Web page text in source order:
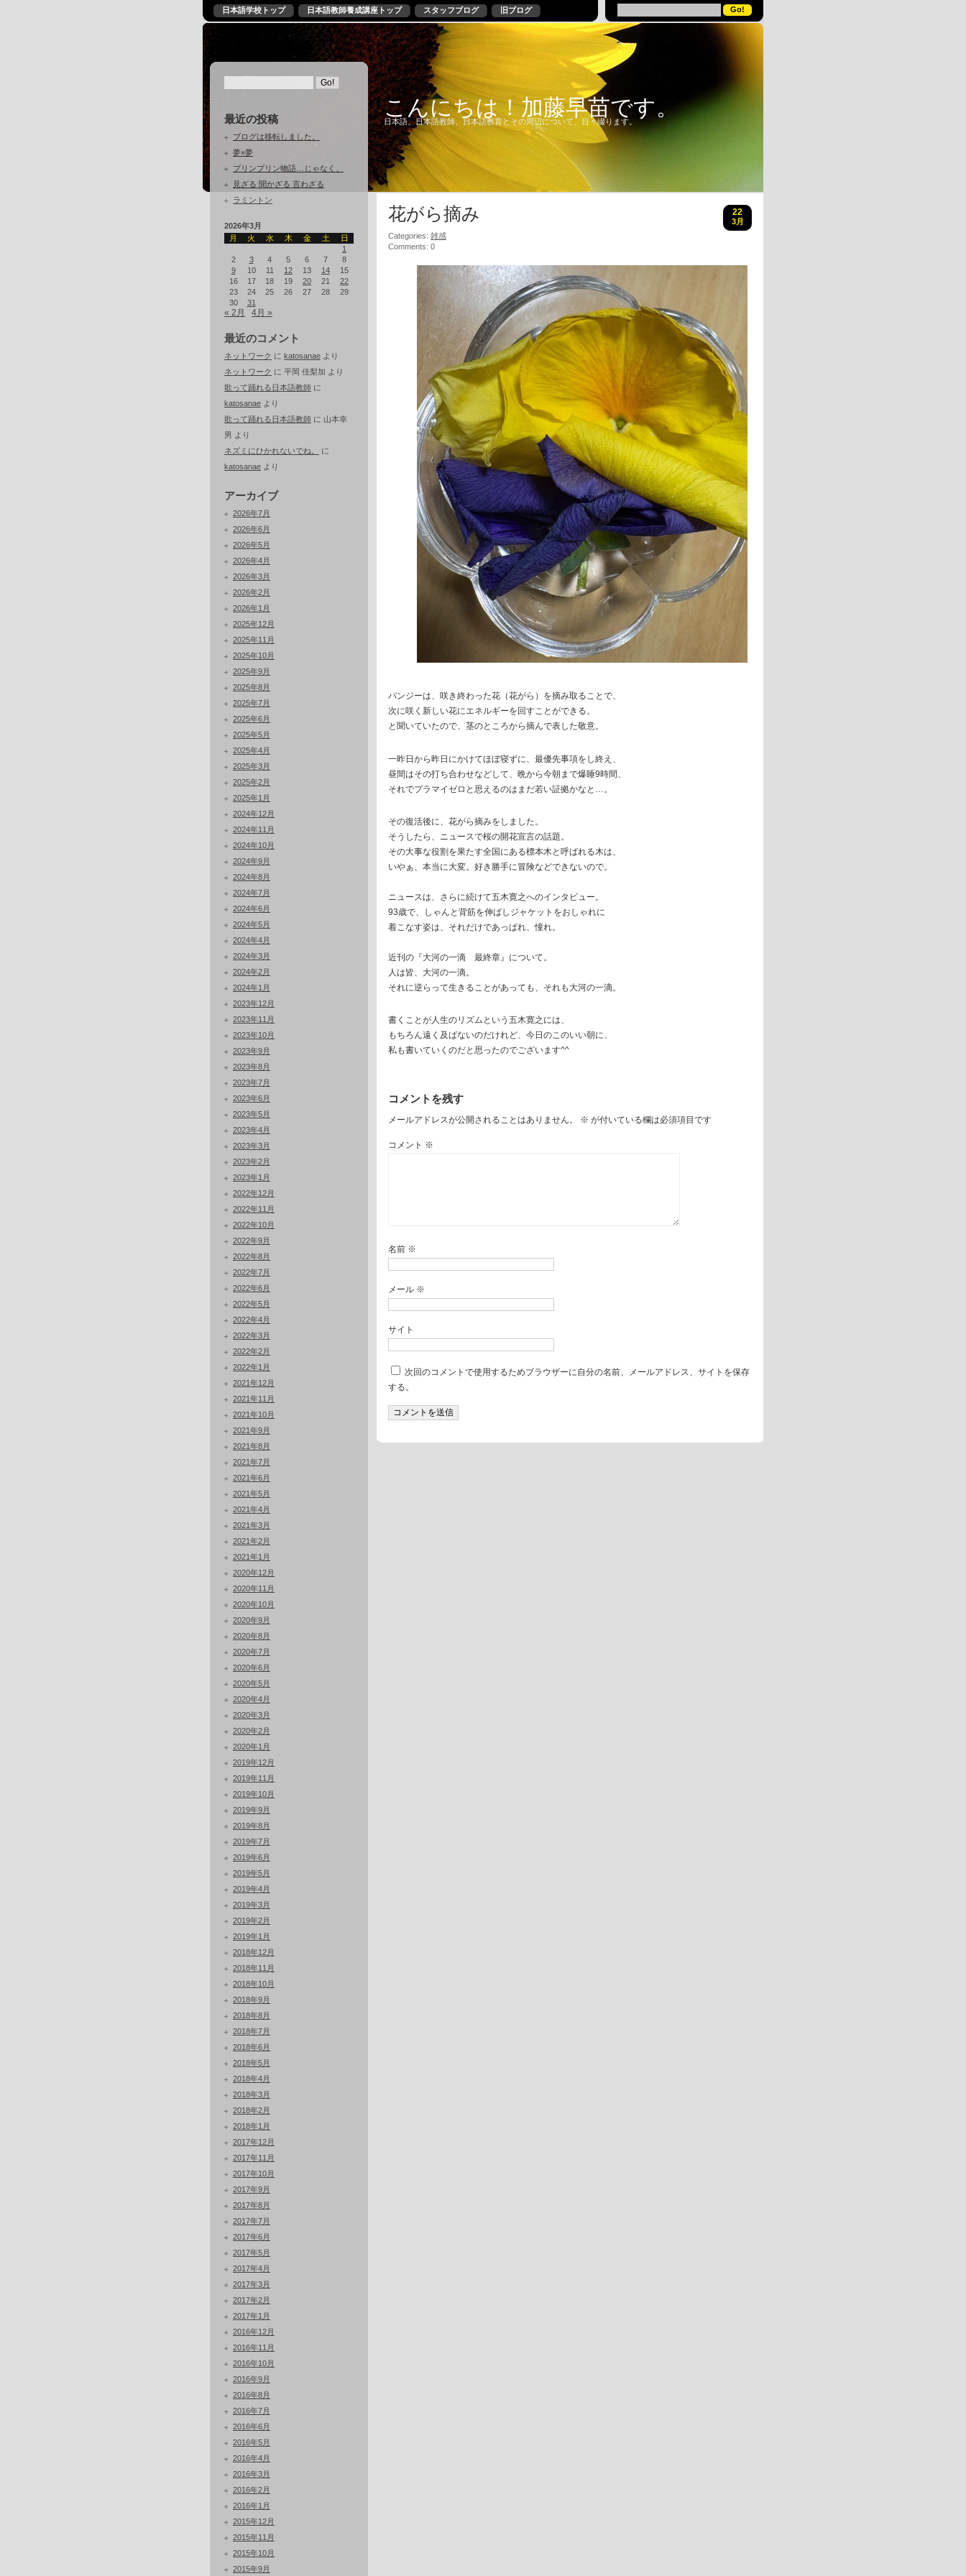
日本語学校トップ 日本語教師養成講座トップ スタッフブログ 旧ブログ
最近の投稿
ブログは移転しました。
夢×夢
プリンプリン物語…じゃなく、
見ざる 聞かざる 言わざる
ラミントン
2026年3月
月
火 水 木 金 土
日
1
2
3 4 5 6 7
8
9
10 11 12 13 14
15
16
17 18 19 20 21
22
23
24 25 26 27 28
29
30
31
« 2月 4月 »
最近のコメント
ネットワーク に katosanae より
ネットワーク に 平岡 佳梨加 より
歌って踊れる日本語教師 に
katosanae より
歌って踊れる日本語教師 に 山本幸
男 より
ネズミにひかれないでね。
に
katosanae より
アーカイブ
2026年7月
2026年6月
2026年5月
2026年4月
2026年3月
2026年2月
2026年1月
2025年12月
2025年11月
2025年10月
2025年9月
2025年8月
2025年7月
2025年6月
2025年5月
2025年4月
2025年3月
2025年2月
2025年1月
2024年12月
2024年11月
2024年10月
2024年9月
2024年8月
2024年7月
2024年6月
2024年5月
2024年4月
2024年3月
2024年2月
2024年1月
2023年12月
2023年11月
2023年10月
2023年9月
2023年8月
2023年7月
2023年6月
2023年5月
2023年4月
2023年3月
2023年2月
2023年1月
2022年12月
2022年11月
2022年10月
2022年9月
2022年8月
2022年7月
2022年6月
2022年5月
2022年4月
2022年3月
2022年2月
2022年1月
2021年12月
2021年11月
2021年10月
2021年9月
2021年8月
2021年7月
2021年6月
2021年5月
2021年4月
2021年3月
2021年2月
2021年1月
2020年12月
2020年11月
2020年10月
2020年9月
2020年8月
2020年7月
2020年6月
2020年5月
2020年4月
2020年3月
2020年2月
2020年1月
2019年12月
2019年11月
2019年10月
2019年9月
2019年8月
2019年7月
2019年6月
2019年5月
2019年4月
2019年3月
2019年2月
2019年1月
2018年12月
2018年11月
2018年10月
2018年9月
2018年8月
2018年7月
2018年6月
2018年5月
2018年4月
2018年3月
2018年2月
2018年1月
2017年12月
2017年11月
2017年10月
2017年9月
2017年8月
2017年7月
2017年6月
2017年5月
2017年4月
2017年3月
2017年2月
2017年1月
2016年12月
2016年11月
2016年10月
2016年9月
2016年8月
2016年7月
2016年6月
2016年5月
2016年4月
2016年3月
2016年2月
2016年1月
2015年12月
2015年11月
2015年10月
2015年9月
こんにちは！加藤早苗です。
日本語、日本語教師、日本語教育とその周辺について、日々綴ります。
花がら摘み 22
3月
Categories: 雑感
Comments: 0
パンジーは、咲き終わった花（花がら）を摘み取ることで、
次に咲く新しい花にエネルギーを回すことができる。
と聞いていたので、茎のところから摘んで表した敬意。
一昨日から昨日にかけてほぼ寝ずに、最優先事項をし終え、
昼間はその打ち合わせなどして、晩から今朝まで爆睡9時間、
それでプラマイゼロと思えるのはまだ若い証拠かなと…。
その復活後に、花がら摘みをしました。
そうしたら、ニュースで桜の開花宣言の話題。
その大事な役割を果たす全国にある標本木と呼ばれる木は、
いやぁ、本当に大変。好き勝手に冒険などできないので。
ニュースは、さらに続けて五木寛之へのインタビュー。
93歳で、しゃんと背筋を伸ばしジャケットをおしゃれに
着こなす姿は、それだけであっぱれ、憧れ。
近刊の『大河の一滴 最終章』について。
人は皆、大河の一滴。
それに逆らって生きることがあっても、それも大河の一滴。
書くことが人生のリズムという五木寛之には、
もちろん遠く及ばないのだけれど、今日のこのいい朝に、
私も書いていくのだと思ったのでございます^^
コメントを残す
メールアドレスが公開されることはありません。 ※ が付いている欄は必須項目です
コメント ※
名前 ※
メール ※
サイト
次回のコメントで使用するためブラウザーに自分の名前、メールアドレス、サイトを保存
する。